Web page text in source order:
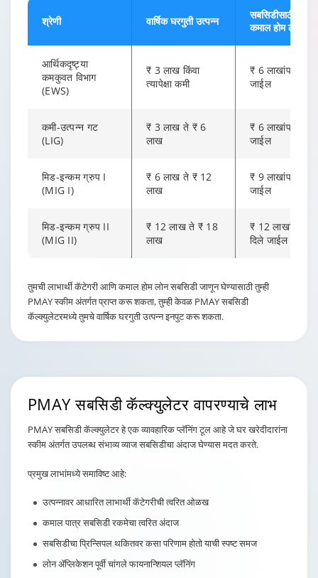
श्रेणी वार्षिक घरगुती उत्पन्न
सबसिडीसाठी पात्र
कमाल होम लोन
आर्थिकदृष्ट्या
कमकुवत विभाग
(EWS)
₹ 3 लाख किंवा
त्यापेक्षा कमी
₹ 6 लाखांपर्यंत
जाईल
कमी-उत्पन्न गट
(LIG)
₹ 3 लाख ते ₹ 6
लाख
₹ 6 लाखांपर्यंत
जाईल
मिड-इन्कम ग्रुप I
(MIG I)
₹ 6 लाख ते ₹ 12
लाख
₹ 9 लाखांपर्यंत
जाईल
मिड-इन्कम ग्रुप II
(MIG II)
₹ 12 लाख ते ₹ 18
लाख
₹ 12 लाखांपर्यंत
दिले जाईल
Changing language may refresh or navigate to another
Enable captions/subtitles from player controls when
तुमची लाभार्थी कॅटेगरी आणि कमाल होम लोन सबसिडी जाणून घेण्यासाठी तुम्ही
PMAY स्कीम अंतर्गत प्राप्त करू शकता, तुम्ही केवळ PMAY सबसिडी
कॅल्क्युलेटरमध्ये तुमचे वार्षिक घरगुती उत्पन्न इनपुट करू शकता.
PMAYसबसिडी कॅल्क्युलेटर वापरण्याचे लाभ
PMAY सबसिडी कॅल्क्युलेटर हे एक व्यावहारिक प्लॅनिंग टूल आहे जे घर खरेदीदारांना
स्कीम अंतर्गत उपलब्ध संभाव्य व्याज सबसिडीचा अंदाज घेण्यास मदत करते.
प्रमुख लाभांमध्ये समाविष्ट आहे:
उत्पन्नावर आधारित लाभार्थी कॅटेगरीची त्वरित ओळख
कमाल पात्र सबसिडी रकमेचा त्वरित अंदाज
सबसिडीचा प्रिन्सिपल थकितवर कसा परिणाम होतो याची स्पष्ट समज
लोन ॲप्लिकेशन पूर्वी चांगले फायनान्शियल प्लॅनिंग